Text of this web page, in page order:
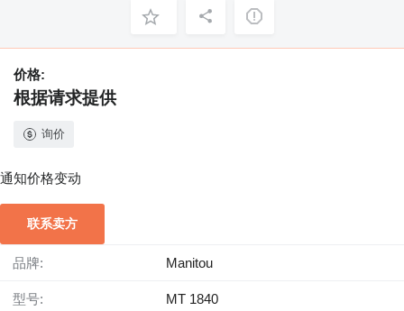
价格:
根据请求提供
询价
通知价格变动
联系卖方
品牌: Manitou
型号: MT 1840